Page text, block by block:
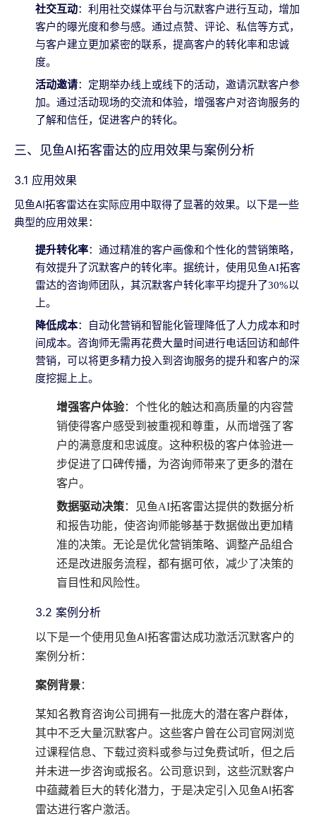
社交互动：利用社交媒体平台与沉默客户进行互动，增加
客户的曝光度和参与感。通过点赞、评论、私信等方式，
与客户建立更加紧密的联系，提高客户的转化率和忠诚
度。
活动邀请：定期举办线上或线下的活动，邀请沉默客户参
加。通过活动现场的交流和体验，增强客户对咨询服务的
了解和信任，促进客户的转化。
三、见鱼AI拓客雷达的应用效果与案例分析
3.1 应用效果
见鱼AI拓客雷达在实际应用中取得了显著的效果。以下是一些
典型的应用效果：
提升转化率：通过精准的客户画像和个性化的营销策略，
有效提升了沉默客户的转化率。据统计，使用见鱼AI拓客
雷达的咨询师团队，其沉默客户转化率平均提升了30%以
上。
降低成本：自动化营销和智能化管理降低了人力成本和时
间成本。咨询师无需再花费大量时间进行电话回访和邮件
营销，可以将更多精力投入到咨询服务的提升和客户的深
度挖掘上上。
增强客户体验：个性化的触达和高质量的内容营
销使得客户感受到被重视和尊重，从而增强了客
户的满意度和忠诚度。这种积极的客户体验进一
步促进了口碑传播，为咨询师带来了更多的潜在
客户。
数据驱动决策：见鱼AI拓客雷达提供的数据分析
和报告功能，使咨询师能够基于数据做出更加精
准的决策。无论是优化营销策略、调整产品组合
还是改进服务流程，都有据可依，减少了决策的
盲目性和风险性。
3.2 案例分析
以下是一个使用见鱼AI拓客雷达成功激活沉默客户的
案例分析：
案例背景：
某知名教育咨询公司拥有一批庞大的潜在客户群体，
其中不乏大量沉默客户。这些客户曾在公司官网浏览
过课程信息、下载过资料或参与过免费试听，但之后
并未进一步咨询或报名。公司意识到，这些沉默客户
中蕴藏着巨大的转化潜力，于是决定引入见鱼AI拓客
雷达进行客户激活。